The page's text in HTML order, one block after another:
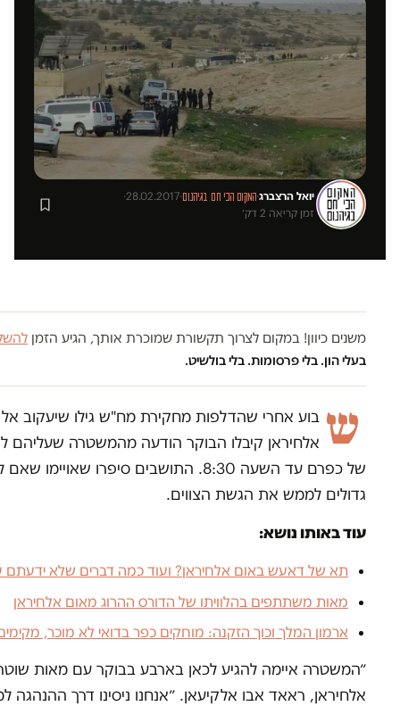
יואל הרצברג·המקום הכי חם בגיהנום·
28.02.2017
·
זמן קריאה 2 דק׳
משנים כיוון! במקום לצרוך תקשורת שמוכרת אותך, הגיע הזמן
בעלי הון. בלי פרסומות. בלי בולשיט.
ש בוע אחרי שהדלפות מחקירת מח"ש גילו שיעקוב
אלחיראן קיבלו הבוקר הודעה מהמשטרה שעליהם
של כפרם עד השעה 8:30. התושבים סיפרו
גדולים לממש את הגשת הצווים.
עוד באותו נושא:
תא של דאעש באום אלחיראן? ועוד כמה דברים שלא ידעתם
מאות משתתפים בהלוויתו של הדורס ההרוג מאום אלחיראן
ארמון המלך וכוך הזקנה: מוחקים כפר בדואי לא מוכר,
אלחיראן, ראאד אבו אלקיעאן. ״אנחנו ניסינו דרך ההנהגה